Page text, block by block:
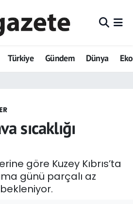
Türkiye Gündem Dünya
sıcaklığı
göre Kuzey Kıbrıs’ta
günü parçalı az